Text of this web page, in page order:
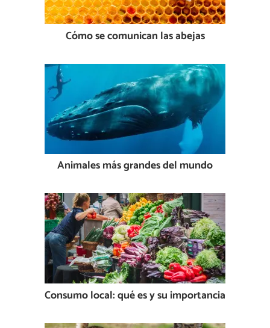
Cómo se comunican las abejas
Animales más grandes del mundo
Consumo local: qué es y su importancia